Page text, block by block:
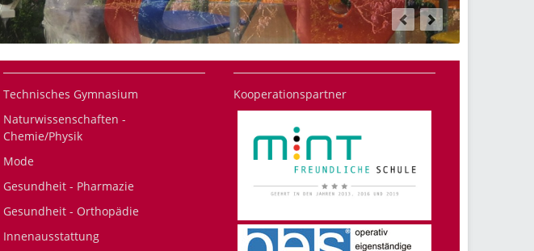
Technisches Gymnasium
Naturwissenschaften -
Chemie/Physik
Mode
Gesundheit - Pharmazie
Gesundheit - Orthopädie
Innenausstattung
Kooperationspartner